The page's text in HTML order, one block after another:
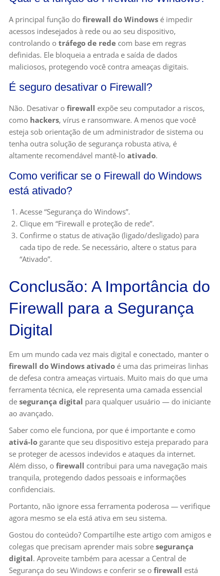
A principal função do firewall do Windowsé impedir
acessos indesejados à rede ou ao seu dispositivo,
controlando o tráfego de redecom base em regras
definidas. Ele bloqueia a entrada e saída de dados
maliciosos, protegendo você contra ameaças digitais.
É seguro desativar o Firewall?
Não. Desativar o firewall expõe seu computador a riscos,
como hackers, vírus e ransomware. A menos que você
esteja sob orientação de um administrador de sistema ou
tenha outra solução de segurança robusta ativa, é
altamente recomendável mantê-lo ativado.
Como verificar se o Firewall do Windows
está ativado?
Acesse “Segurança do Windows”.
Clique em “Firewall e proteção de rede”.
Confirme o status de ativação (ligado/desligado) para
cada tipo de rede. Se necessário, altere o status para
“Ativado”.
Conclusão: A Importância do
Firewall para a Segurança
Digital
Em um mundo cada vez mais digital e conectado, manter o
firewall do Windows ativadoé uma das primeiras linhas
de defesa contra ameaças virtuais. Muito mais do que uma
ferramenta técnica, ele representa uma camada essencial
de segurança digital para qualquer usuário — do iniciante
ao avançado.
Saber como ele funciona, por que é importante e como
ativá-logarante que seu dispositivo esteja preparado para
se proteger de acessos indevidos e ataques da internet.
Além disso, o firewall contribui para uma navegação mais
tranquila, protegendo dados pessoais e informações
confidenciais.
Portanto, não ignore essa ferramenta poderosa — verifique
agora mesmo se ela está ativa em seu sistema.
Gostou do conteúdo? Compartilhe este artigo com amigos e
colegas que precisam aprender mais sobre segurança
digital. Aproveite também para acessar a Central de
Segurança do seu Windows e conferir se o firewall está